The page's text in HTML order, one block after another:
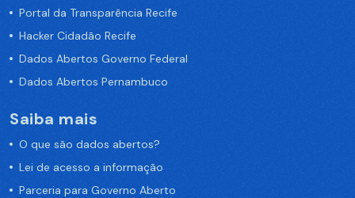
Portal da Transparência Recife
Hacker Cidadão Recife
Dados Abertos Governo Federal
Dados Abertos Pernambuco
Saiba mais
O que são dados abertos?
Lei de acesso a informação
Parceria para Governo Aberto